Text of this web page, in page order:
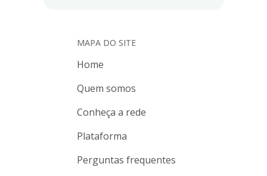
MAPA DO SITE
Home
Quem somos
Conheça a rede
Plataforma
Perguntas frequentes